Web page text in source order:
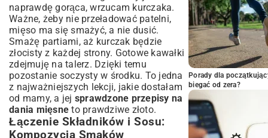
naprawdę gorąca, wrzucam kurczaka.
Ważne, żeby nie przeładować patelni,
mięso ma się smażyć, a nie dusić.
Smażę partiami, aż kurczak będzie
złocisty z każdej strony. Gotowe kawałki
zdejmuję na talerz. Dzięki temu
pozostanie soczysty w środku. To jedna
z najważniejszych lekcji, jakie dostałam
od mamy, a jej sprawdzone przepisy na
dania mięsne to prawdziwe złoto.
Łączenie Składników i Sosu:
Kompozycja Smaków
Porady dla
biegać od zera?